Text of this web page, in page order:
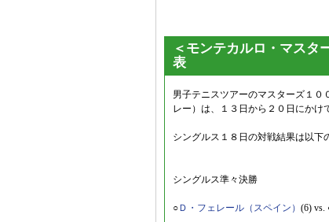
＜モンテカルロ・マスタ
表
男子テニスツアーのマスターズ１０
レー）は、１３日から２０日にかけ
シングルス１８日の対戦結果は以下
シングルス準々決勝
○Ｄ・フェレール（スペイン） (6) vs.